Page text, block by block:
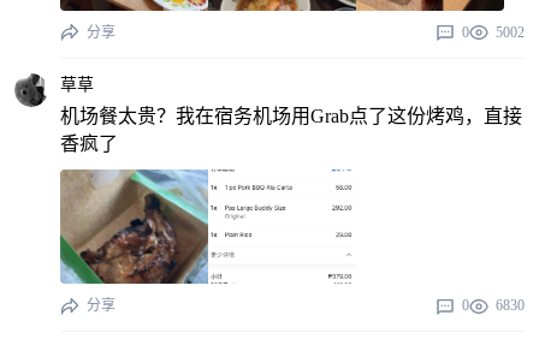
分享 0 5002
草草
机场餐太贵？我在宿务机场用Grab点了这份烤鸡，直接
香疯了
分享 0 6830